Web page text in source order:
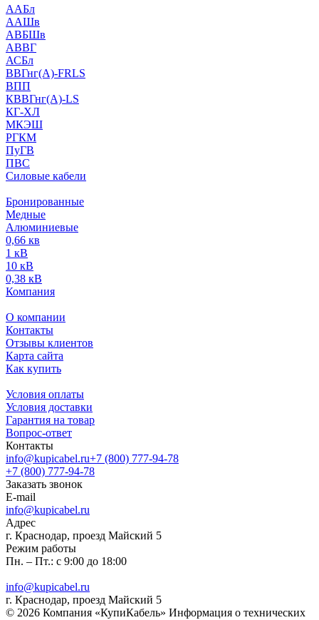
ААБл
ААШв
АВБШв
АВВГ
АСБл
ВВГнг(А)-FRLS
ВПП
КВВГнг(А)-LS
КГ-ХЛ
МКЭШ
РГКМ
ПуГВ
ПВС
Силовые кабели
Бронированные
Медные
Алюминиевые
0,66 кв
1 кВ
10 кВ
0,38 кВ
Компания
О компании
Контакты
Отзывы клиентов
Карта сайта
Как купить
Условия оплаты
Условия доставки
Гарантия на товар
Вопрос-ответ
Контакты
info@kupicabel.ru+7 (800) 777-94-78
+7 (800) 777-94-78
Заказать звонок
E-mail
info@kupicabel.ru
Адрес
г. Краснодар, проезд Майский 5
Режим работы
Пн. – Пт.: с 9:00 до 18:00
info@kupicabel.ru
г. Краснодар, проезд Майский 5
© 2026 Компания «КупиКабель» Информация о технических